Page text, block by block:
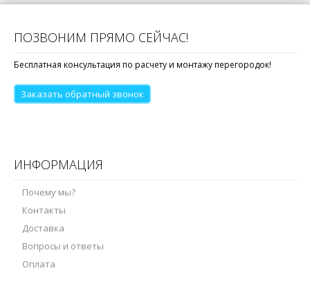
ПОЗВОНИМ ПРЯМО СЕЙЧАС!
Бесплатная консультация по расчету и монтажу перегородок!
Заказать обратный звонок
ИНФОРМАЦИЯ
Почему мы?
Контакты
Доставка
Вопросы и ответы
Оплата